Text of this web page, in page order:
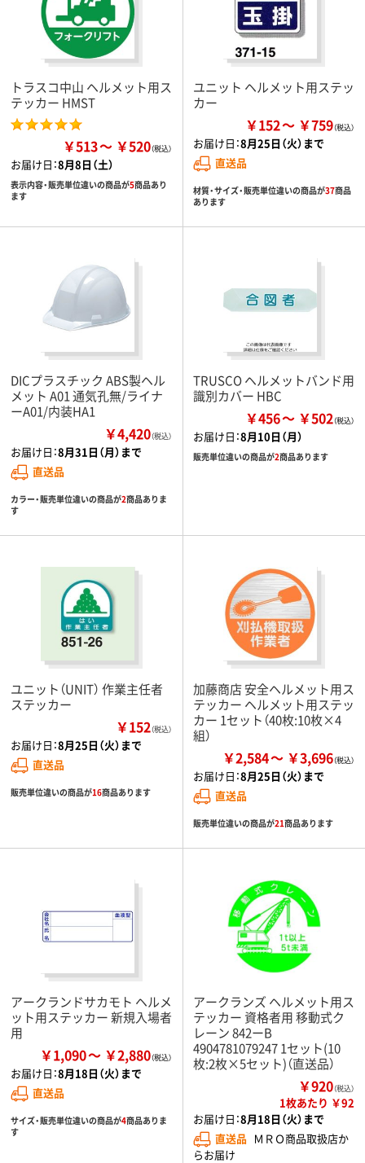
トラスコ中山 ヘルメット用ス
テッカー HMST
￥513 ￥520
お届け日：8月8日（土）
表示内容・販売単位違いの商品が5商品あり
ます
ユニット ヘルメット用ステッ
カー
￥152 ￥759
お届け日：8月25日（火）まで
直送品
材質・サイズ・販売単位違いの商品が37商品
あります
DICプラスチック ABS製ヘル
メット A01 通気孔無/ライナ
ーA01/内装HA1
￥4,420（税込）
お届け日：8月31日（月）まで
直送品
カラー・販売単位違いの商品が2商品ありま
す
TRUSCO ヘルメットバンド用
識別カバー HBC
￥456 ￥502
お届け日：8月10日（月）
販売単位違いの商品が2商品あります
ユニット（UNIT） 作業主任者
ステッカー
￥152（税込）
お届け日：8月25日（火）まで
直送品
販売単位違いの商品が16商品あります
加藤商店 安全ヘルメット用ス
テッカー ヘルメット用ステッ
カー 1セット（40枚:10枚×4
組）
￥2,584 ￥3,696
お届け日：8月25日（火）まで
直送品
販売単位違いの商品が21商品あります
アークランドサカモト ヘルメ
ット用ステッカー 新規入場者
用
￥1,090 ￥2,880
お届け日：8月18日（火）まで
直送品
サイズ・販売単位違いの商品が4商品ありま
す
アークランズ ヘルメット用ス
テッカー 資格者用 移動式ク
レーン 842ーB
4904781079247 1セット(10
枚:2枚×5セット)（直送品）
￥920（税込）
1枚あたり ￥92
お届け日：8月18日（火）まで
直送品 ＭＲＯ商品取扱店か
らお届け